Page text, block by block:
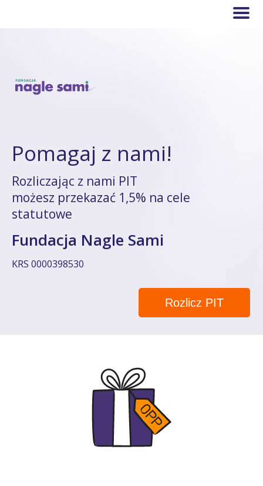
Pomagaj z nami!
Rozliczając z nami PIT
możesz przekazać 1,5% na cele
statutowe
Fundacja Nagle Sami
KRS 0000398530
Rozlicz PIT